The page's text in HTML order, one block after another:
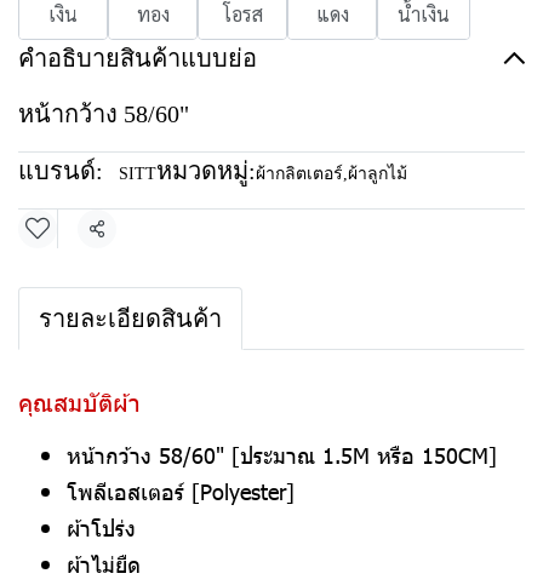
เงิน ทอง โอรส แดง น้ำเงิน
คำอธิบายสินค้าแบบย่อ
หน้ากว้าง 58/60"
แบรนด์: SITTหมวดหมู่: ผ้ากลิตเตอร์,ผ้าลูกไม้
แชร์
รายละเอียดสินค้า
คุณสมบัติผ้า
หน้ากว้าง 58/60" [ประมาณ 1.5M หรือ 150CM]
โพลีเอสเตอร์ [Polyester]
ผ้าโปร่ง
ผ้าไม่ยืด